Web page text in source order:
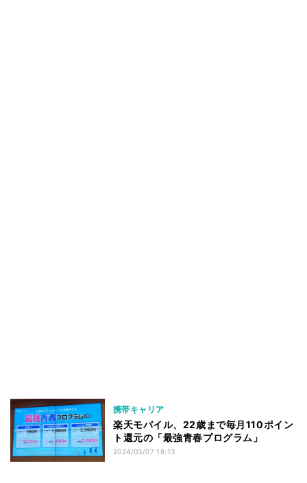
携帯キャリア
楽天モバイル、22歳まで毎月110ポイン
ト還元の「最強青春プログラム」
2024/03/07 18:13